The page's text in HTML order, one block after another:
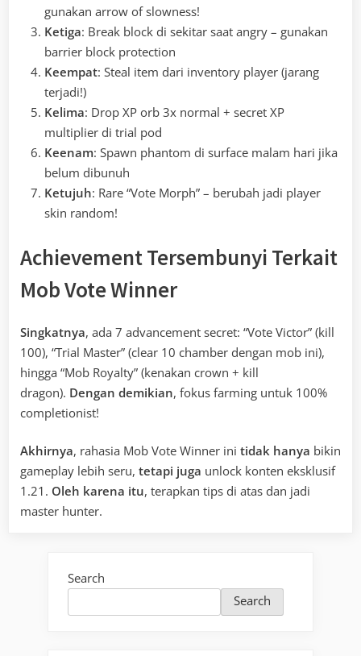
gunakan arrow of slowness!
Ketiga: Break block di sekitar saat angry – gunakan
barrier block protection
Keempat: Steal item dari inventory player (jarang
terjadi!)
Kelima: Drop XP orb 3x normal + secret XP
multiplier di trial pod
Keenam: Spawn phantom di surface malam hari jika
belum dibunuh
Ketujuh: Rare “Vote Morph” – berubah jadi player
skin random!
Achievement Tersembunyi Terkait
Mob Vote Winner
Singkatnya, ada 7 advancement secret: “Vote Victor” (kill
100), “Trial Master” (clear 10 chamber dengan mob ini),
hingga “Mob Royalty” (kenakan crown + kill
dragon). Dengan demikian, fokus farming untuk 100%
completionist!
Akhirnya, rahasia Mob Vote Winner ini tidak hanya bikin
gameplay lebih seru, tetapi juga unlock konten eksklusif
1.21. Oleh karena itu, terapkan tips di atas dan jadi
master hunter.
Search
Search